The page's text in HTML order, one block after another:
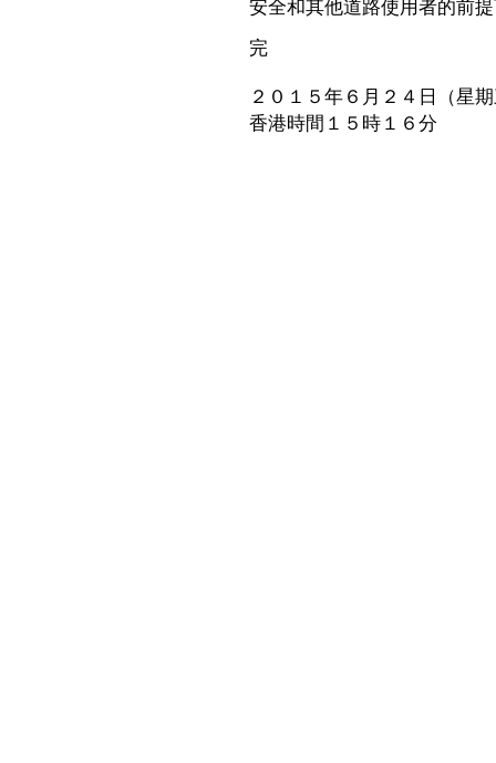
安全和其他道路使用者的前
完
２０１５年６月２４日（星
香港時間１５時１６分